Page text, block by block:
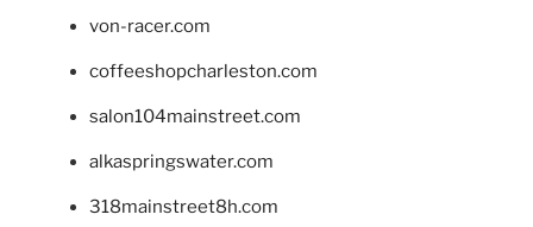
von-racer.com
coffeeshopcharleston.com
salon104mainstreet.com
alkaspringswater.com
318mainstreet8h.com